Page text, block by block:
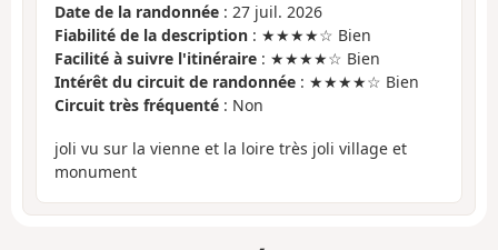
Date de la randonnée : 27 juil. 2026
Fiabilité de la description : ★★★★☆ Bien
Facilité à suivre l'itinéraire : ★★★★☆ Bien
Intérêt du circuit de randonnée : ★★★★☆ Bien
Circuit très fréquenté : Non
joli vu sur la vienne et la loire très joli village et
monument